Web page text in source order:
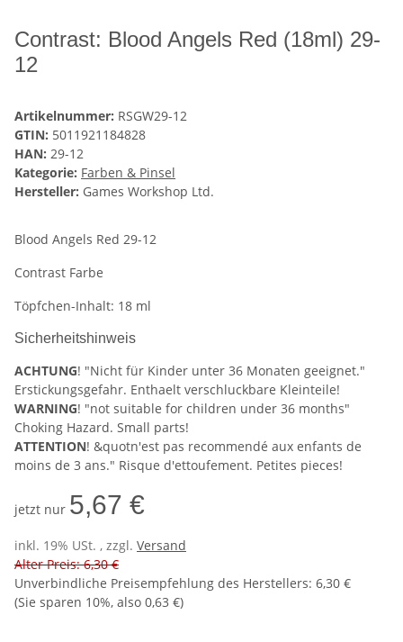
Contrast: Blood Angels Red (18ml) 29-
12
Artikelnummer: RSGW29-12
GTIN: 5011921184828
HAN: 29-12
Kategorie: Farben & Pinsel
Hersteller: Games Workshop Ltd.
Blood Angels Red 29-12
Contrast Farbe
Töpfchen-Inhalt: 18 ml
Sicherheitshinweis
ACHTUNG! "Nicht für Kinder unter 36 Monaten geeignet."
Erstickungsgefahr. Enthaelt verschluckbare Kleinteile!
WARNING! "not suitable for children under 36 months"
Choking Hazard. Small parts!
ATTENTION! &quotn'est pas recommendé aux enfants de
moins de 3 ans." Risque d'ettoufement. Petites pieces!
jetzt nur 5,67 €
inkl. 19% USt. , zzgl. Versand
Alter Preis: 6,30 €
Unverbindliche Preisempfehlung des Herstellers: 6,30 €
(Sie sparen 10%, also 0,63 €)